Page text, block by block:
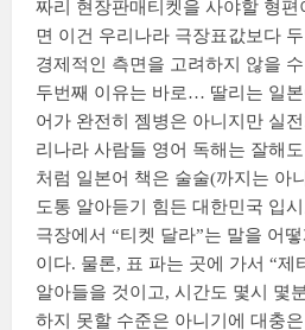
짜리 현장판매티켓을 사야할 형편
면 이건 우리나라 극장표값보다
경제적인 측면을 고려하지 않을
두번째 이유는 바로… 딸리는 일
어가 완전히 젬병은 아니지만 실
리나라 사람들 영어 독해는 잘해
처럼 일본어 책은 술술(까지는 아
도통 알아듣기 힘든 대한민국 입
극장에서 “티켓 달라”는 말을 어
이다. 물론, 표 파는 곳에 가서 “제
알아들을 것이고, 시간도 몇시 몇
하지 못할 수준은 아니기에 대충